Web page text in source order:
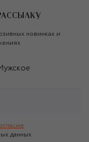
новинках и
данных